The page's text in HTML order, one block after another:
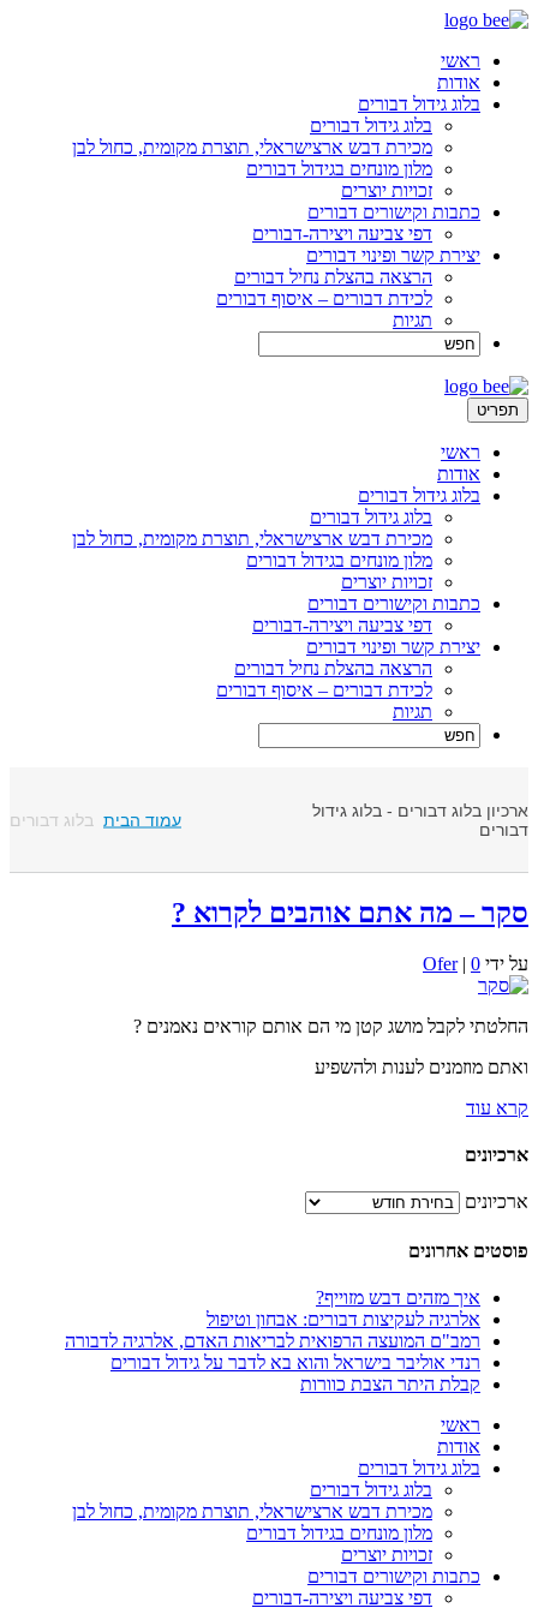
ראשי
אודות
בלוג גידול דבורים
בלוג גידול דבורים
מכירת דבש ארצישראלי, תוצרת מקומית, כחול לבן
מלון מונחים בגידול דבורים
זכויות יוצרים
כתבות וקישורים דבורים
דפי צביעה ויצירה-דבורים
יצירת קשר ופינוי דבורים
הרצאה בהצלת נחיל דבורים
לכידת דבורים – איסוף דבורים
תגיות
תפריט
ראשי
אודות
בלוג גידול דבורים
בלוג גידול דבורים
מכירת דבש ארצישראלי, תוצרת מקומית, כחול לבן
מלון מונחים בגידול דבורים
זכויות יוצרים
כתבות וקישורים דבורים
דפי צביעה ויצירה-דבורים
יצירת קשר ופינוי דבורים
הרצאה בהצלת נחיל דבורים
לכידת דבורים – איסוף דבורים
תגיות
בלוג דבורים - בלוג גידול
עמוד הבית בלוג דבורים
– מה אתם אוהבים לקרוא ?
ידי Ofer| 0
לקבל מושג קטן מי הם אותם קוראים נאמנים ?
מוזמנים לענות ולהשפיע
עוד
אחרונים
איך מזהים דבש מזוייף?
אלרגיה לעקיצות דבורים: אבחון וטיפול
רמב"ם המועצה הרפואית לבריאות האדם, אלרגיה לדבורה
רנדי אוליבר בישראל והוא בא לדבר על גידול דבורים
קבלת היתר הצבת כוורות
ראשי
אודות
בלוג גידול דבורים
בלוג גידול דבורים
מכירת דבש ארצישראלי, תוצרת מקומית, כחול לבן
מלון מונחים בגידול דבורים
זכויות יוצרים
כתבות וקישורים דבורים
דפי צביעה ויצירה-דבורים